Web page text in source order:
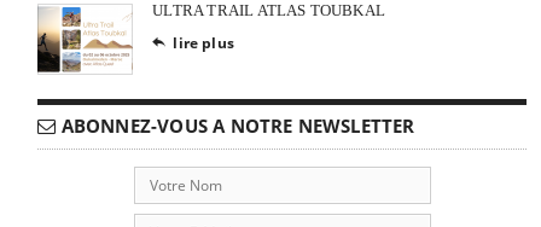
ULTRA TRAIL ATLAS TOUBKAL
 lire plus
ABONNEZ-VOUS A NOTRE NEWSLETTER